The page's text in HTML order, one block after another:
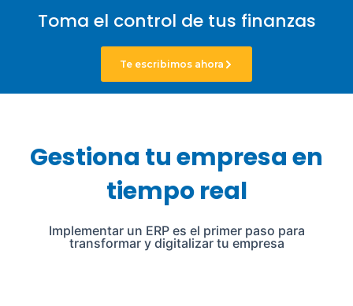
Toma el control de tus finanzas
Te escribimos ahora
Gestiona tu empresa en
tiempo real
Implementar un ERP es el primer paso para
transformar y digitalizar tu empresa